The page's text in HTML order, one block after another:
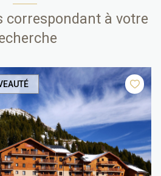
correspondant à votre